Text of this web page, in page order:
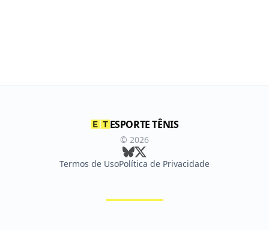
ESPORTE TÊNIS
© 2026
Termos de UsoPolítica de Privacidade